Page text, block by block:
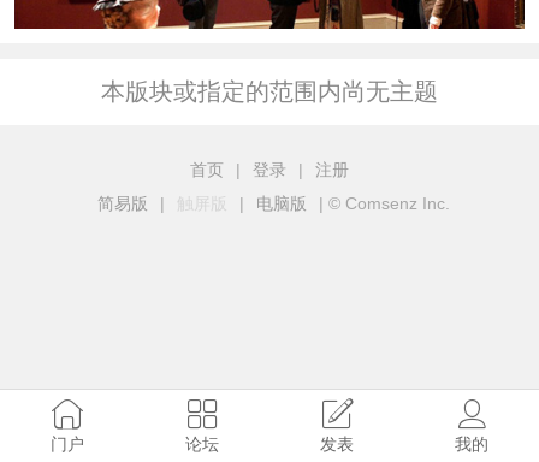
本版块或指定的范围内尚无主题
首页 | 登录 |
注册
简易版
| 触屏版 | 电脑版 | © Comsenz Inc.
门户 论坛 发表 我的